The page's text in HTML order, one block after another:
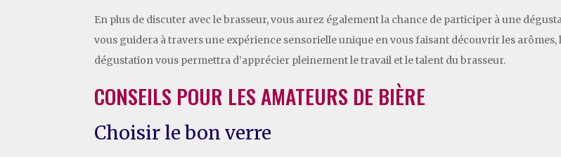
En plus de discuter avec le brasseur, vous aurez également la chance de participer à une
vous guidera à travers une expérience sensorielle unique en vous faisant découvrir les arômes,
dégustation vous permettra d’apprécier pleinement le travail et le talent du brasseur.
CONSEILS POUR LES AMATEURS DE BIÈRE
Choisir le bon verre